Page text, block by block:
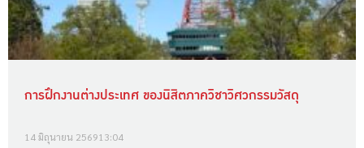
การฝึกงานต่างประเทศ ของนิสิตภาควิชาวิศวกรรมวัสดุ
14 มิถุนายน 256913:04